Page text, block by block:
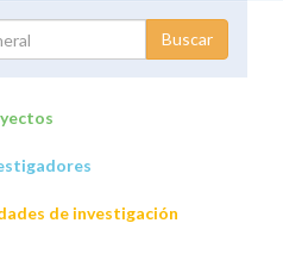
de investigación